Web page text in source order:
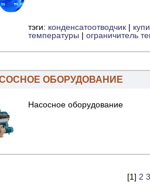
тэги: конденсатоотводчик |
температуры | ограничитель
ОБОРУДОВАНИЕ
Насосное оборудование
[1] 2 3